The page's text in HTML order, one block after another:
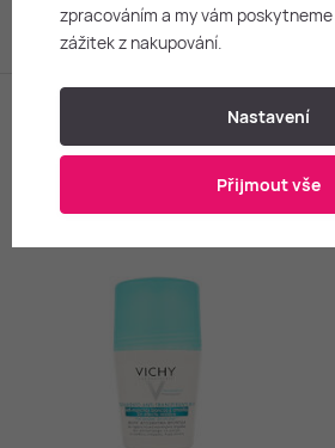
Složení a vlastnosti
Mohlo by vás
zpracováním a my vám
zážitek z nakupování.
Nastavení
Přijmout vše